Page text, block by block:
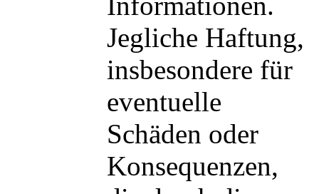
Jegliche Haftung,
insbesondere für
eventuelle
Schäden oder
Konsequenzen,